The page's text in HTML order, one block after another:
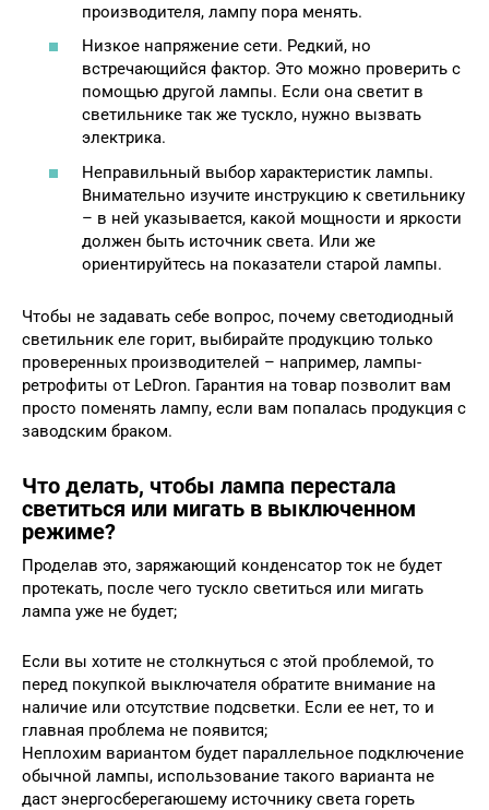
производителя, лампу пора менять.
Низкое напряжение сети. Редкий, но
встречающийся фактор. Это можно проверить с
помощью другой лампы. Если она светит в
светильнике так же тускло, нужно вызвать
электрика.
Неправильный выбор характеристик лампы.
Внимательно изучите инструкцию к светильнику
– в ней указывается, какой мощности и яркости
должен быть источник света. Или же
ориентируйтесь на показатели старой лампы.
Чтобы не задавать себе вопрос, почему светодиодный
светильник еле горит, выбирайте продукцию только
проверенных производителей – например, лампы-
ретрофиты от LeDron. Гарантия на товар позволит вам
просто поменять лампу, если вам попалась продукция с
заводским браком.
Что делать, чтобы лампа перестала
светиться или мигать в выключенном
режиме?
Проделав это, заряжающий конденсатор ток не будет
протекать, после чего тускло светиться или мигать
лампа уже не будет;
Если вы хотите не столкнуться с этой проблемой, то
перед покупкой выключателя обратите внимание на
наличие или отсутствие подсветки. Если ее нет, то и
главная проблема не появится;
Неплохим вариантом будет параллельное подключение
обычной лампы, использование такого варианта не
даст энергосберегаюшему источнику света гореть